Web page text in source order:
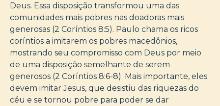
Deus. Essa disposição transformou uma das
comunidades mais pobres nas doadoras mais
generosas (2 Coríntios 8:5). Paulo chama os ricos
coríntios a imitarem os pobres macedônios,
mostrando seu compromisso com Deus por meio
de uma disposição semelhante de serem
generosos (2 Coríntios 8:6-8). Mais importante, eles
devem imitar Jesus, que desistiu das riquezas do
céu e se tornou pobre para poder se dar